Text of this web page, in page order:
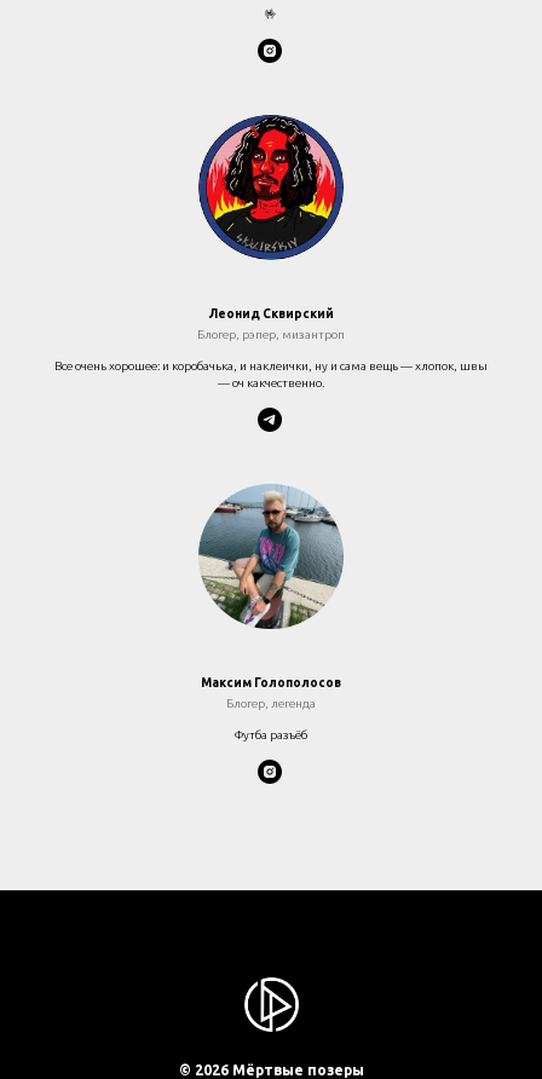
🤟
Леонид Сквирский
Блогер, рэпер, мизантроп
Все очень хорошее: и коробачька, и наклеички, ну и сама вещь — хлопок, швы
— оч какчественно.
Максим Голополосов
Блогер, легенда
Футба разъёб
© 2026 Мёртвые позеры